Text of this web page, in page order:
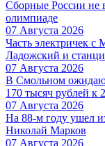
Сборные России не
олимпиаде
07 Августа 2026
Часть электричек с
Ладожский и
07 Августа 2026
В Смольном
170 тысяч рублей к
07 Августа 2026
На 88-м году ушел
Николай Марков
07 Августа 2026